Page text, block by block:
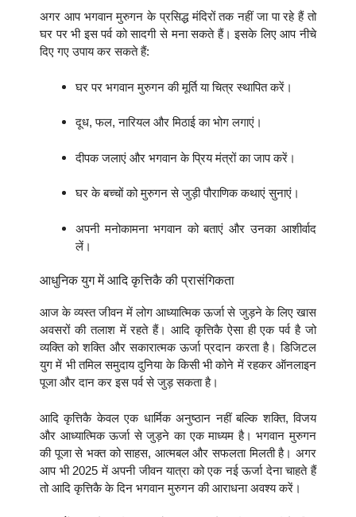
अगर आप भगवान मुरुगन के प्रसिद्ध मंदिरों तक नहीं जा पा रहे हैं तो
घर पर भी इस पर्व को सादगी से मना सकते हैं। इसके लिए आप नीचे
दिए गए उपाय कर सकते हैं:
घर पर भगवान मुरुगन की मूर्ति या चित्र स्थापित करें।
दूध, फल, नारियल और मिठाई का भोग लगाएं।
दीपक जलाएं और भगवान के प्रिय मंत्रों का जाप करें।
घर के बच्चों को मुरुगन से जुड़ी पौराणिक कथाएं सुनाएं।
अपनी मनोकामना भगवान को बताएं और उनका आशीर्वाद
लें।
आधुनिक युग में आदि कृत्तिकै की प्रासंगिकता
आज के व्यस्त जीवन में लोग आध्यात्मिक ऊर्जा से जुड़ने के लिए खास
अवसरों की तलाश में रहते हैं। आदि कृत्तिकै ऐसा ही एक पर्व है जो
व्यक्ति को शक्ति और सकारात्मक ऊर्जा प्रदान करता है। डिजिटल
युग में भी तमिल समुदाय दुनिया के किसी भी कोने में रहकर ऑनलाइन
पूजा और दान कर इस पर्व से जुड़ सकता है।
आदि कृत्तिकै केवल एक धार्मिक अनुष्ठान नहीं बल्कि शक्ति, विजय
और आध्यात्मिक ऊर्जा से जुड़ने का एक माध्यम है। भगवान मुरुगन
की पूजा से भक्त को साहस, आत्मबल और सफलता मिलती है। अगर
आप भी 2025 में अपनी जीवन यात्रा को एक नई ऊर्जा देना चाहते हैं
तो आदि कृत्तिकै के दिन भगवान मुरुगन की आराधना अवश्य करें।